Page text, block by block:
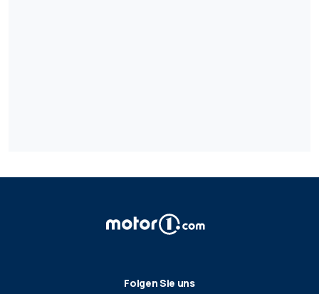
Folgen Sie uns